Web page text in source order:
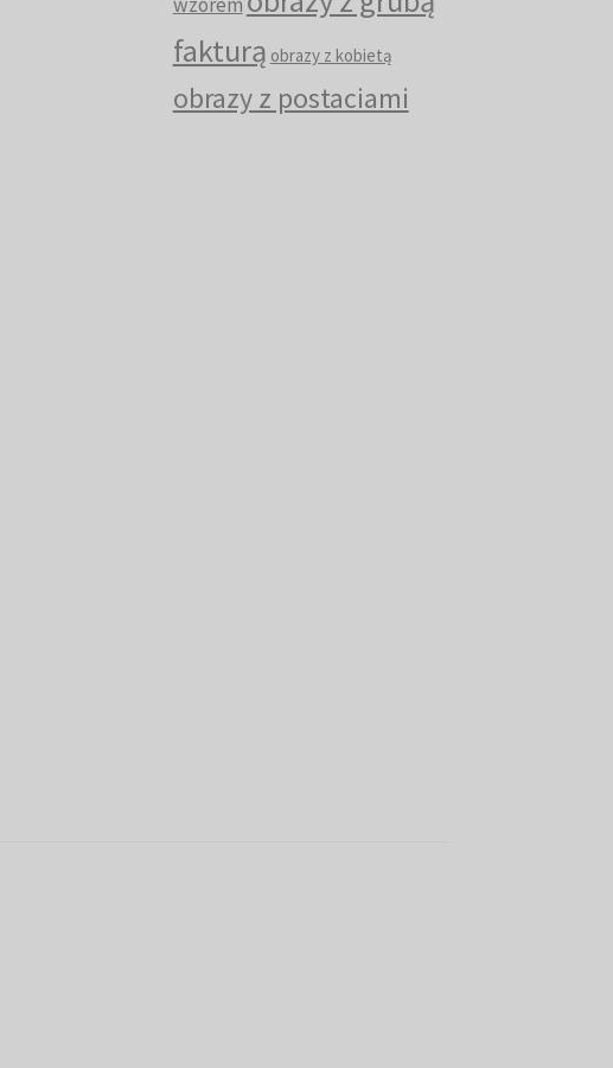
wzorem
fakturą obrazy z kobietą
obrazy z postaciami